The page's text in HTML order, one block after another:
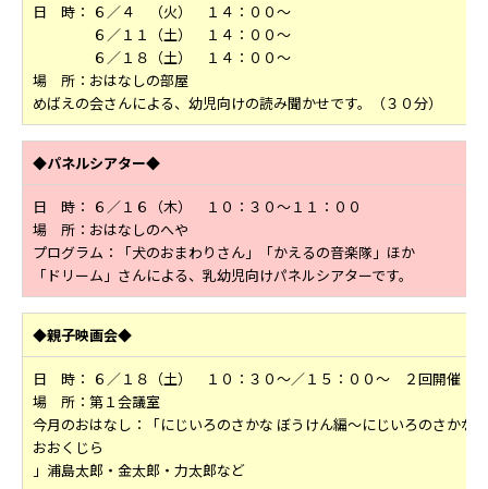
日 時： ６／４ （火） １４：００～
６／１１（土） １４：００～
６／１８（土） １４：００～
場 所：おはなしの部屋
めばえの会さんによる、幼児向けの読み聞かせです。（３０分）
◆パネルシアター◆
日 時： ６／１６（木） １０：３０～１１：００
場 所：おはなしのへや
プログラム：「犬のおまわりさん」「かえるの音楽隊」ほか
「ドリーム」さんによる、乳幼児向けパネルシアターです。
◆親子映画会◆
日 時： ６／１８（土） １０：３０～／１５：００～ ２回開催
場 所：第１会議室
今月のおはなし：「にじいろのさかな ぼうけん編～にじいろのさかなと
おおくじら
」浦島太郎・金太郎・力太郎など